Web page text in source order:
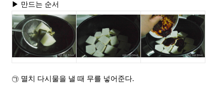
▶ 만드는 순서
㉠ 멸치 다시물을 낼 때 무를 넣어준다.